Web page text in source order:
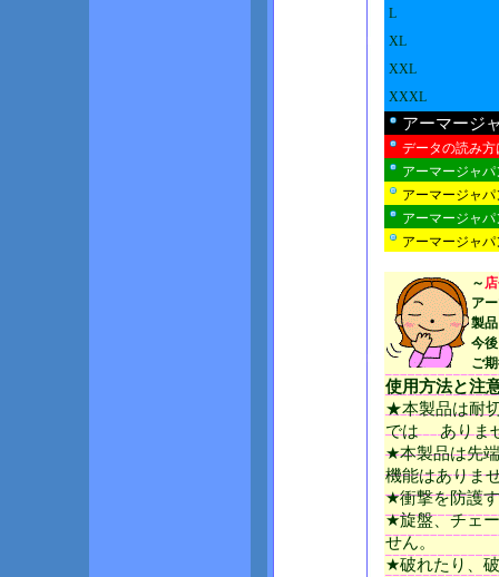
L
XL
XXL
XXXL
アーマージ
データの読み
アーマージャ
アーマージャ
アーマージャ
アーマージャ
～
ア
製
今
ご
使用方法と注
★本製品は耐
では ありま
★本製品は先
機能はありま
★衝撃を防護
★旋盤、チェ
せん。
★破れたり、